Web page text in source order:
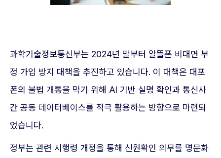
과학기술정보통신부는 2024년 말부터 알뜰폰 비대면 부
정 가입 방지 대책을 추진하고 있습니다. 이 대책은 대포
폰의 불법 개통을 막기 위해 AI 기반 실명 확인과 통신사
간 공동 데이터베이스를 적극 활용하는 방향으로 마련되
었습니다.
정부는 관련 시행령 개정을 통해 신원확인 의무를 명문화